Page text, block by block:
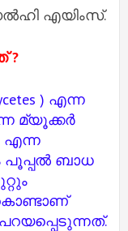
എയിംസ്.
?
) എന്ന
മ്യൂക്കർ
എന്ന
പൂപ്പൽ ബാധ